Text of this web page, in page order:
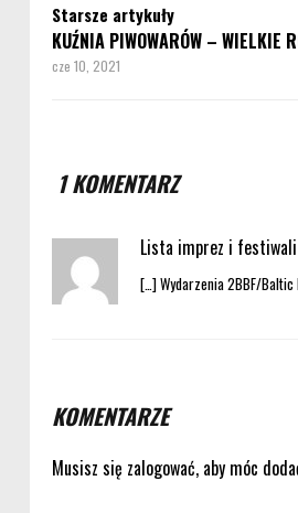
Starsze artykuły
KUŹNIA PIWOWARÓW – WIELKIE
cze 10, 2021
1 KOMENTARZ
Lista imprez i
[…] Wydarzenia 2BBF/
KOMENTARZE
Musisz się zalogować, aby móc